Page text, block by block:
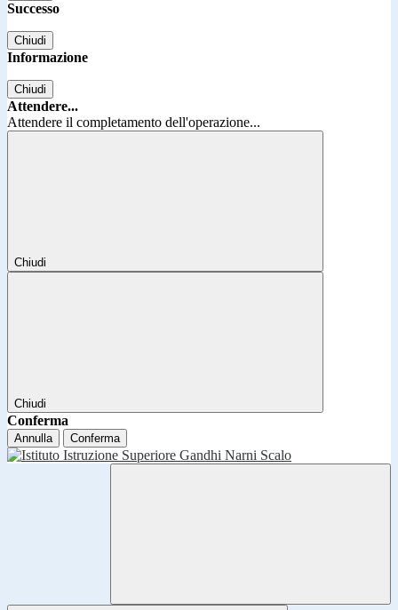
Successo
Chiudi
Informazione
Chiudi
Attendere...
Attendere il completamento dell'operazione...
Chiudi
Chiudi
Conferma
Annulla Conferma